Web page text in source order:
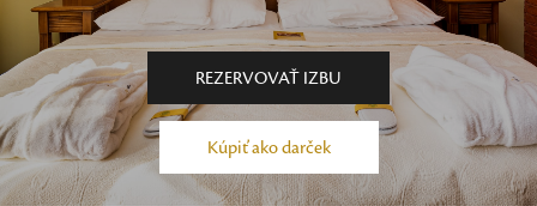
REZERVOVAŤ IZBU
Kúpiť ako darček